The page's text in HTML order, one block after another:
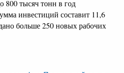
800 тысяч тонн в год
инвестиций составит 11,6
больше 250 новых рабочих